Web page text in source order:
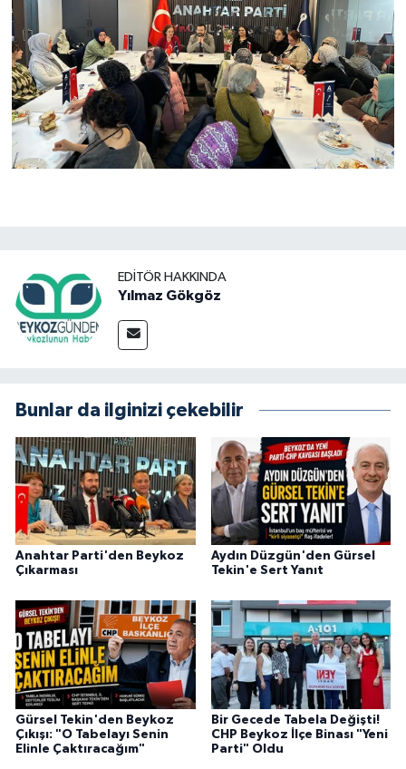
EDITÖR HAKKINDA
Yılmaz Gökgöz
Bunlar da ilginizi çekebilir
Anahtar Parti'den Beykoz
Çıkarması
Aydın Düzgün'den Gürsel
Tekin'e Sert Yanıt
Gürsel Tekin'den Beykoz
Çıkışı: "O Tabelayı Senin
Elinle Çaktıracağım"
Bir Gecede Tabela Değişti!
CHP Beykoz İlçe Binası "Yeni
Parti" Oldu